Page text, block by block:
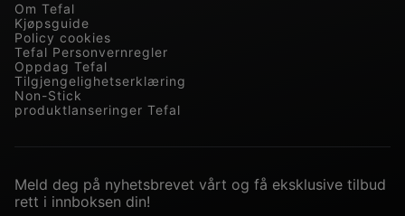
Om Tefal
Kjøpsguide
Policy cookies
Tefal Personvernregler
Oppdag Tefal
Tilgjengelighetserklæring
Non-Stick
produktlanseringer Tefal
Meld deg på nyhetsbrevet vårt og få eksklusive tilbud
rett i innboksen din!